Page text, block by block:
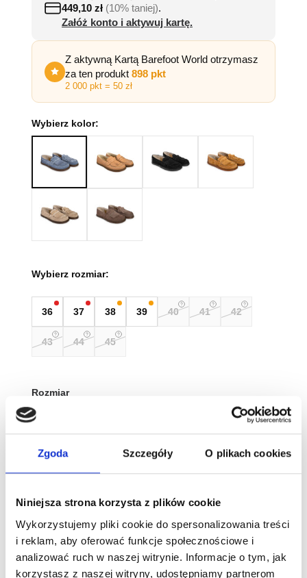
Zgoda Szczegóły O plikach cookies
Niniejsza strona korzysta z plików cookie
Wykorzystujemy pliki cookie do spersonalizowania treści
i reklam, aby oferować funkcje społecznościowe i
analizować ruch w naszej witrynie. Informacje o tym, jak
korzystasz z naszej witryny, udostępniamy partnerom
449,10 zł (10% taniej).
Załóż konto i aktywuj kartę.
Z aktywną Kartą Barefoot World otrzymasz
za ten produkt 898 pkt
2 000 pkt = 50 zł
Wybierz kolor:
Wybierz rozmiar:
36 37 38 39 40 41 42
43 44 45
Rozmiar
ilość
Magical
Shoes
Mokasyny
Pienza
Dodaj do koszyka